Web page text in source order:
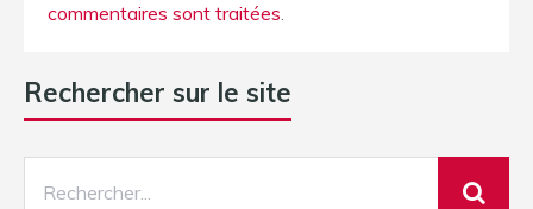
commentaires sont traitées.
Rechercher sur le site